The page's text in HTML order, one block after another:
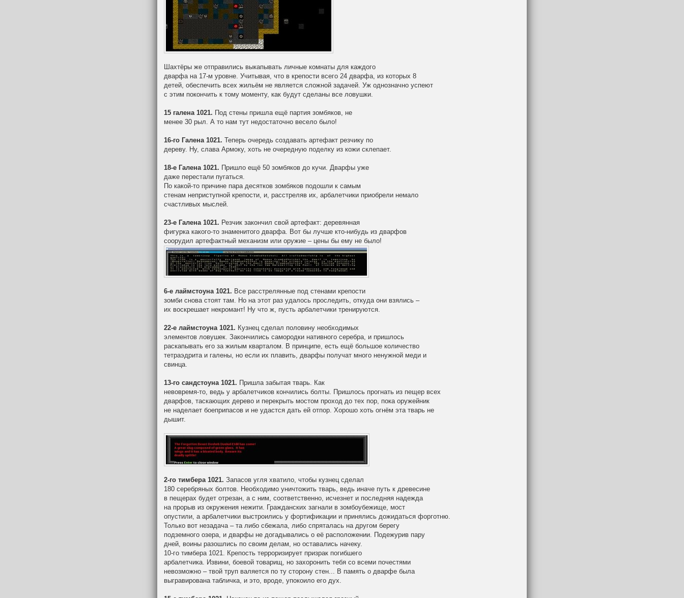
Шахтёры же отправились выкапывать личные комнаты для каждого
дварфа на 17-м уровне. Учитывая, что в крепости всего 24 дварфа, из которых 8
детей, обеспечить всех жильём не является сложной задачей. Уж однозначно успеют
с этим покончить к тому моменту, как будут сделаны все ловушки.
15 галена 1021. Под стены пришла ещё партия зомбяков, не
менее 30 рыл. А то нам тут недостаточно весело было!
16-го Галена 1021. Теперь очередь создавать артефакт резчику по
дереву. Ну, слава Армоку, хоть не очередную поделку из кожи склепает.
18-е Галена 1021. Пришло ещё 50 зомбяков до кучи. Дварфы уже
даже перестали пугаться.
По какой-то причине пара десятков зомбяков подошли к самым
стенам неприступной крепости, и, расстреляв их, арбалетчики приобрели немало
счастливых мыслей.
23-е Галена 1021. Резчик закончил свой артефакт: деревянная
фигурка какого-то знаменитого дварфа. Вот бы лучше кто-нибудь из дварфов
соорудил артефактный механизм или оружие – цены бы ему не было!
6-е лаймстоуна 1021. Все расстрелянные под стенами крепости
зомби снова стоят там. Но на этот раз удалось проследить, откуда они взялись –
их воскрешает некромант! Ну что ж, пусть арбалетчики тренируются.
22-е лаймстоуна 1021. Кузнец сделал половину необходимых
элементов ловушек. Закончились самородки нативного серебра, и пришлось
раскапывать его за жилым кварталом. В принципе, есть ещё большое количество
тетраэдрита и галены, но если их плавить, дварфы получат много ненужной меди и
свинца.
13-го сандстоуна 1021. Пришла забытая тварь. Как
невовремя-то, ведь у арбалетчиков кончились болты. Пришлось прогнать из пещер всех
дварфов, таскающих дерево и перекрыть мостом проход до тех пор, пока оружейник
не наделает боеприпасов и не удастся дать ей отпор. Хорошо хоть огнём эта тварь не
дышит.
2-го тимбера 1021. Запасов угля хватило, чтобы кузнец сделал
180 серебряных болтов. Необходимо уничтожить тварь, ведь иначе путь к древесине
в пещерах будет отрезан, а с ним, соответственно, исчезнет и последняя надежда
на прорыв из окружения нежити. Гражданских загнали в зомбоубежище, мост
опустили, а арбалетчики выстроились у фортификации и принялись дожидаться форготню.
Только вот незадача – та либо сбежала, либо спряталась на другом берегу
подземного озера, и дварфы не догадывались о её расположении. Подежурив пару
дней, воины разошлись по своим делам, но оставались начеку.
10-го тимбера 1021. Крепость терроризирует призрак погибшего
арбалетчика. Извини, боевой товарищ, но захоронить тебя со всеми почестями
невозможно – твой труп валяется по ту сторону стен... В память о дварфе была
выгравирована табличка, и это, вроде, упокоило его дух.